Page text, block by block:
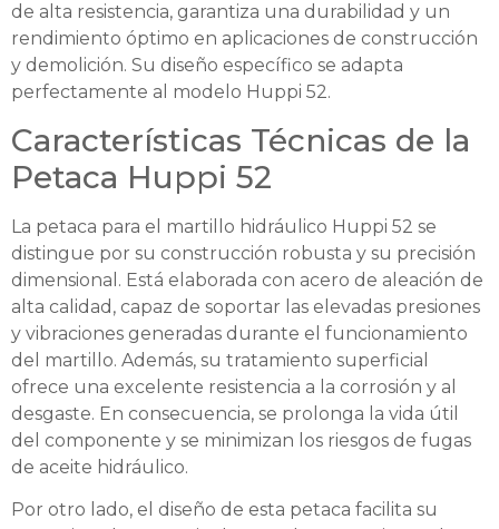
de alta resistencia, garantiza una durabilidad y un
rendimiento óptimo en aplicaciones de construcción
y demolición. Su diseño específico se adapta
perfectamente al modelo Huppi 52.
Características Técnicas de la
Petaca Huppi 52
La petaca para el martillo hidráulico Huppi 52 se
distingue por su construcción robusta y su precisión
dimensional. Está elaborada con acero de aleación de
alta calidad, capaz de soportar las elevadas presiones
y vibraciones generadas durante el funcionamiento
del martillo. Además, su tratamiento superficial
ofrece una excelente resistencia a la corrosión y al
desgaste. En consecuencia, se prolonga la vida útil
del componente y se minimizan los riesgos de fugas
de aceite hidráulico.
Por otro lado, el diseño de esta petaca facilita su